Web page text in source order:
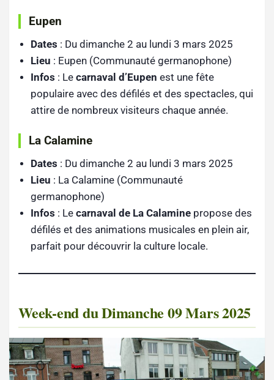
Eupen
Dates : Du dimanche 2 au lundi 3 mars 2025
Lieu : Eupen (Communauté germanophone)
Infos : Le carnaval d’Eupen est une fête
populaire avec des défilés et des spectacles, qui
attire de nombreux visiteurs chaque année.
La Calamine
Dates : Du dimanche 2 au lundi 3 mars 2025
Lieu : La Calamine (Communauté
germanophone)
Infos : Le carnaval de La Calamine propose des
défilés et des animations musicales en plein air,
parfait pour découvrir la culture locale.
Week-end du Dimanche 09 Mars 2025